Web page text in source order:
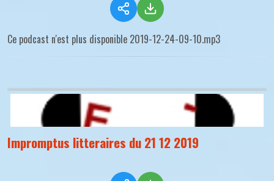
Ce podcast n'est plus disponible 2019-12-24-09-10.mp3
Impromptus litteraires du 21 12 2019